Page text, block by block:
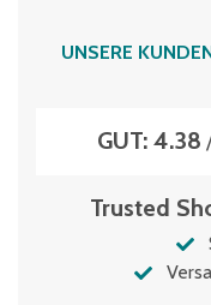
UNSERE
GUT: 4.38
Trusted